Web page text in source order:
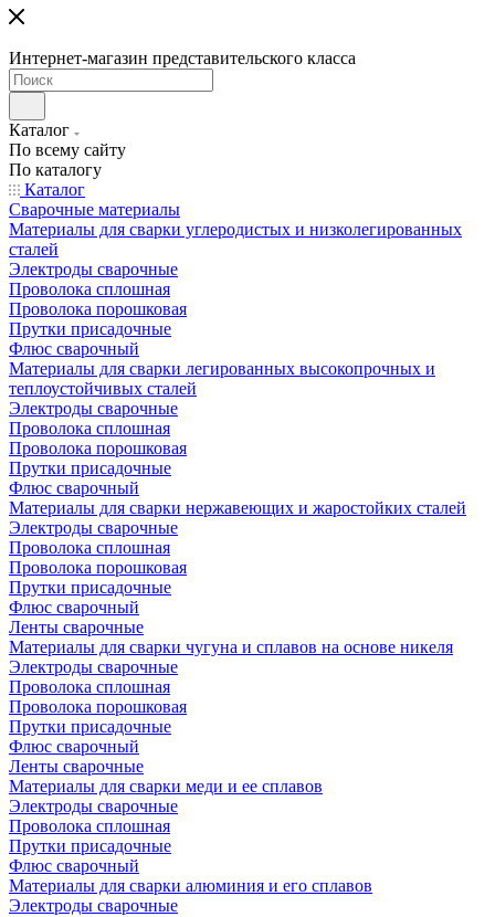
Интернет-магазин представительского класса
Каталог
По всему сайту
По каталогу
Каталог
Сварочные материалы
Материалы для сварки углеродистых и низколегированных
сталей
Электроды сварочные
Проволока сплошная
Проволока порошковая
Прутки присадочные
Флюс сварочный
Материалы для сварки легированных высокопрочных и
теплоустойчивых сталей
Электроды сварочные
Проволока сплошная
Проволока порошковая
Прутки присадочные
Флюс сварочный
Материалы для сварки нержавеющих и жаростойких сталей
Электроды сварочные
Проволока сплошная
Проволока порошковая
Прутки присадочные
Флюс сварочный
Ленты сварочные
Материалы для сварки чугуна и сплавов на основе никеля
Электроды сварочные
Проволока сплошная
Проволока порошковая
Прутки присадочные
Флюс сварочный
Ленты сварочные
Материалы для сварки меди и ее сплавов
Электроды сварочные
Проволока сплошная
Прутки присадочные
Флюс сварочный
Материалы для сварки алюминия и его сплавов
Электроды сварочные